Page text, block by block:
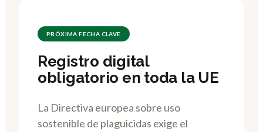
PRÓXIMA FECHA CLAVE
Registro digital
obligatorio en toda la UE
La Directiva europea sobre uso
sostenible de plaguicidas exige el